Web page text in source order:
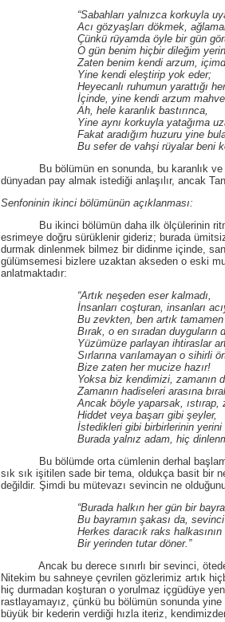
“Sabahları yalnızca korkuyla
Acı gözyaşları dökmek, ağlamak
Çünkü rüyamda öyle bir gün
O gün benim hiçbir dileğim yerine
Zaten benim kendi arzum, içimde
Yine kendi eleştirip yok eder;
Heyecanlı ruhumun yarattığı her
İçinde, yine kendi arzum
Ah, hele karanlık bastırınca,
Yine aynı korkuyla yatağıma
Fakat aradığım huzuru yine
Bu sefer de vahşi rüyalar beni
Bu bölümün en sonunda, bu karanlık ve
dünyadan pay almak istediği anlaşılır, ancak
Senfoninin ikinci bölümünün açıklanması:
Bu ikinci bölümün daha ilk ölçülerinin ritmi,
esrimeye doğru sürüklenir gideriz; burada
durmak dinlenmek bilmez bir didinme içinde,
gülümsemesi bizlere uzaktan akseden o eski
anlatmaktadır:
“Artık neşeden eser kalmadı,
İnsanları coşturan, insanları acıyla
Bu zevkten, ben artık tamamen
Bırak, o en sıradan duyguların
Yüzümüze parlayan ihtiraslar artık
Sırlarına varılamayan o sihirli
Bize zaten her mucize hazır!
Yoksa biz kendimizi, zamanın
Zamanın hadiseleri arasına
Ancak böyle yaparsak, ıstırap,
Hiddet veya başarı gibi şeyler,
İstedikleri gibi birbirlerinin yerini
Burada yalnız adam, hiç dinlenmez,
Bu bölümde orta cümlenin derhal
sık sık işitilen sade bir tema, oldukça basit bir
değildir. Şimdi bu mütevazı sevincin ne
“Burada halkın her gün bir bayramı
Bu bayramın şakası da, sevinci de
Herkes daracık raks halkasının
Bir yerinden tutar döner.”
Ancak bu derece sınırlı bir sevinci, öteden
Nitekim bu sahneye çevrilen gözlerimiz artık
hiç durmadan koşturan o yorulmaz içgüdüye
rastlayamayız, çünkü bu bölümün sonunda
büyük bir kederin verdiği hızla iteriz,